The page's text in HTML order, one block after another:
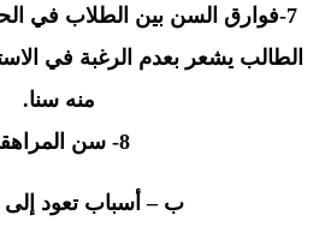
-7فوارق السن بين الطلاب في
الطالب يشعر بعدم الرغبة في
منه سنا.
-8سن
ب – أسباب تعود